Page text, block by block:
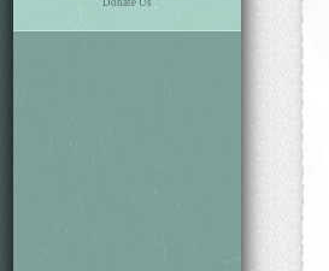
Donate Us